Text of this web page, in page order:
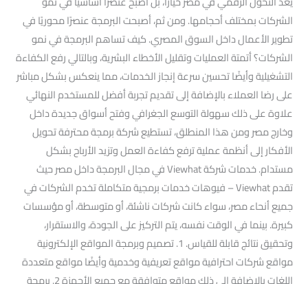
الشركات بمختلف أحجامها. ومن ثم، أصبحت البرمجة عنصرًا محوريًا في
تطوير الأعمال داخل السوق المصري. كيف تساهم البرمجة في نمو
الشركات؟ أتمتة العمليات وتقليل الأخطاء البشرية، وبالتالي رفع الكفاءة
التشغيلية وأيضًا تحسين سرعة إنجاز الخدمات، مما ينعكس بشكل مباشر
على رضا العملاء بالإضافة إلى تقديم تجربة أفضل للمستخدم النهائي
علاوة على ذلك سهولة التوسع الجغرافي وفتح أسواق جديدة داخل
وخارج مصر ومن هذا المنطلق، تستطيع شركة برمجة محترفة تحويل
الأفكار إلى أنظمة عملية ترفع كفاءة العمل وتزيد الأرباح بشكل
مستدام. خدمات شركة Viewhat في مجال البرمجة داخل مصر حيث
تقدم Viewhat – فيوهات خدمات برمجية متكاملة تخدم الشركات في
جميع أنحاء مصر، سواء كانت شركات ناشئة، أو متوسطة، أو مؤسسات
كبيرة. بينما في الوقت نفسه، يتم التركيز على الجودة، والاستقرار،
وتحقيق نتائج قابلة للقياس. 1. تصميم وبرمجة المواقع الإلكترونية
مواقع شركات احترافية مواقع تعريفية وخدمية وأيضًا مواقع متعددة
اللغات بالإضافة إلى ذلك مواقع متوافقة مع جميع الأجهزة 2. برمجة